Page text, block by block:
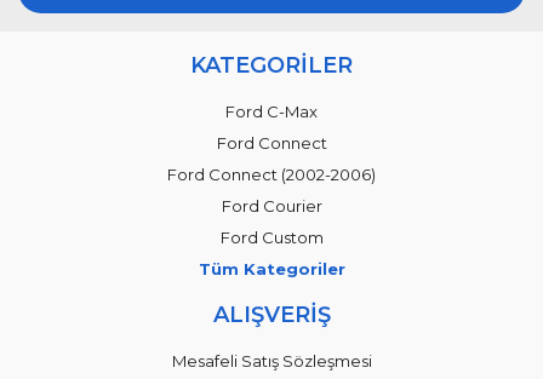
KATEGORİLER
Ford C-Max
Ford Connect
Ford Connect (2002-2006)
Ford Courier
Ford Custom
Tüm Kategoriler
ALIŞVERİŞ
Mesafeli Satış Sözleşmesi